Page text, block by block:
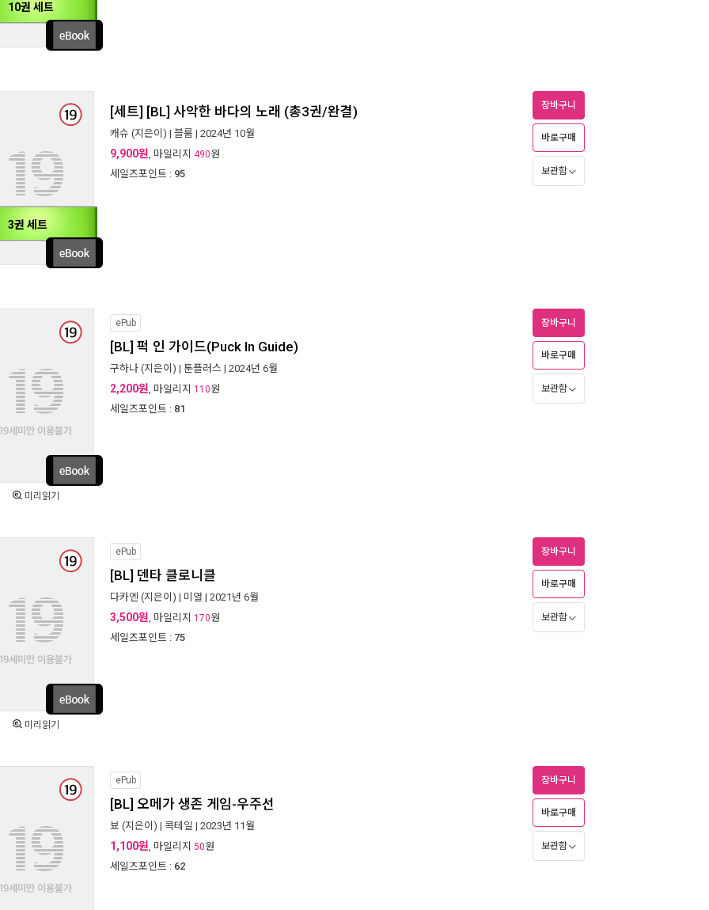
10권 세트
3권 세트
[세트] [BL] 사악한 바다의 노래 (총3권/완결)
캐슈 (지은이) | 블룸 | 2024년 10월
9,900원, 마일리지 490원
세일즈포인트 : 95
장바구니
바로구매
보관함
미리읽기
ePub
[BL] 퍽 인 가이드(Puck In Guide)
구하나 (지은이) | 툰플러스 | 2024년 6월
2,200원, 마일리지 110원
세일즈포인트 : 81
장바구니
바로구매
보관함
미리읽기
ePub
[BL] 덴타 클로니클
다카엔 (지은이) | 미열 | 2021년 6월
3,500원, 마일리지 170원
세일즈포인트 : 75
장바구니
바로구매
보관함
ePub
[BL] 오메가 생존 게임-우주선
뵤 (지은이) | 콕테일 | 2023년 11월
1,100원, 마일리지 50원
세일즈포인트 : 62
장바구니
바로구매
보관함